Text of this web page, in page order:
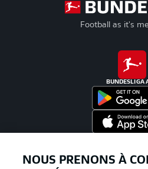
Football as it's
BUNDESLIGA
NOUS PRENONS À